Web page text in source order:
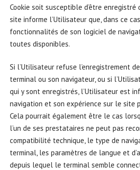
Cookie soit susceptible d’être enregistré
site informe l’Utilisateur que, dans ce
fonctionnalités de son logiciel de
toutes disponibles.
Si l’Utilisateur refuse l’enregistrement
terminal ou son navigateur, ou si
qui y sont enregistrés, l’Utilisateur est
navigation et son expérience sur le site
Cela pourrait également être le cas
l’un de ses prestataires ne peut pas
compatibilité technique, le type de
terminal, les paramètres de langue et
depuis lequel le terminal semble